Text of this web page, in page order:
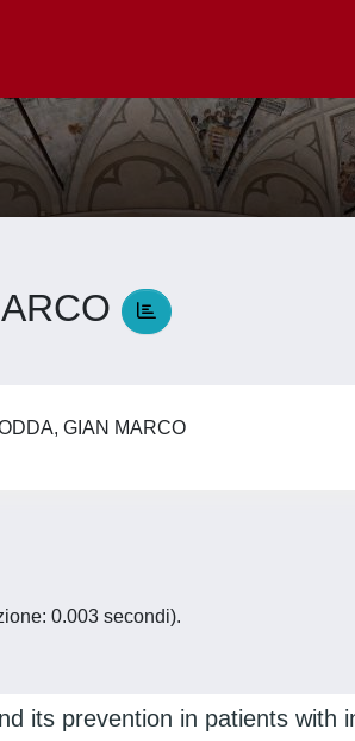
GIAN MARCO
0.003 secondi).
its prevention in patients